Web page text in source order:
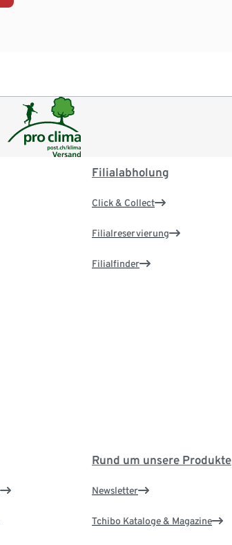
Filialabholung
Click & Collect
Filialreservierung
Filialfinder
Rund um unsere Produkte
Newsletter
Tchibo Kataloge & Magazine